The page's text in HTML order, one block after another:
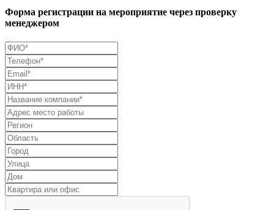
Форма регистрации на мероприятие через проверку
менеджером